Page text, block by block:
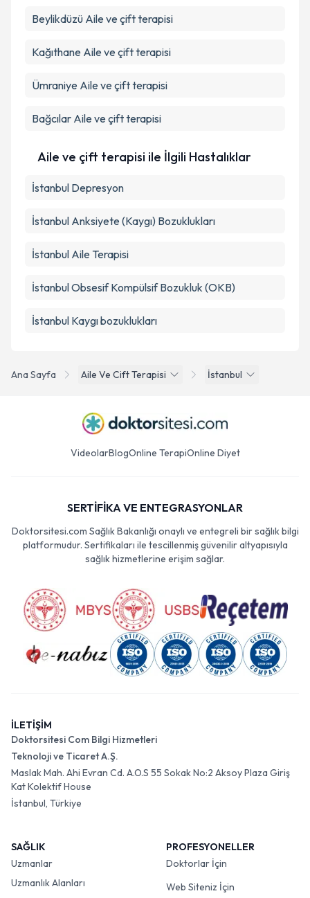
Ana Sayfa Aile Ve Cift Terapisi İstanbul
Beylikdüzü Aile ve çift terapisi
Kağıthane Aile ve çift terapisi
Ümraniye Aile ve çift terapisi
Bağcılar Aile ve çift terapisi
Aile ve çift terapisi ile İlgili Hastalıklar
İstanbul Depresyon
İstanbul Anksiyete (Kaygı) Bozuklukları
İstanbul Aile Terapisi
İstanbul Obsesif Kompülsif Bozukluk (OKB)
İstanbul Kaygı bozuklukları
VideolarBlogOnline TerapiOnline Diyet
SERTİFİKA VE ENTEGRASYONLAR
Doktorsitesi.com Sağlık Bakanlığı onaylı ve entegreli bir sağlık bilgi
platformudur. Sertifikaları ile tescillenmiş güvenilir altyapısıyla
sağlık hizmetlerine erişim sağlar.
İLETİŞİM
Doktorsitesi Com Bilgi Hizmetleri
Teknoloji ve Ticaret A.Ş.
Maslak Mah. Ahi Evran Cd. A.O.S 55 Sokak No:2 Aksoy Plaza Giriş
Kat Kolektif House
İstanbul, Türkiye
SAĞLIK
Uzmanlar
Uzmanlık Alanları
PROFESYONELLER
Doktorlar İçin
Web Siteniz İçin